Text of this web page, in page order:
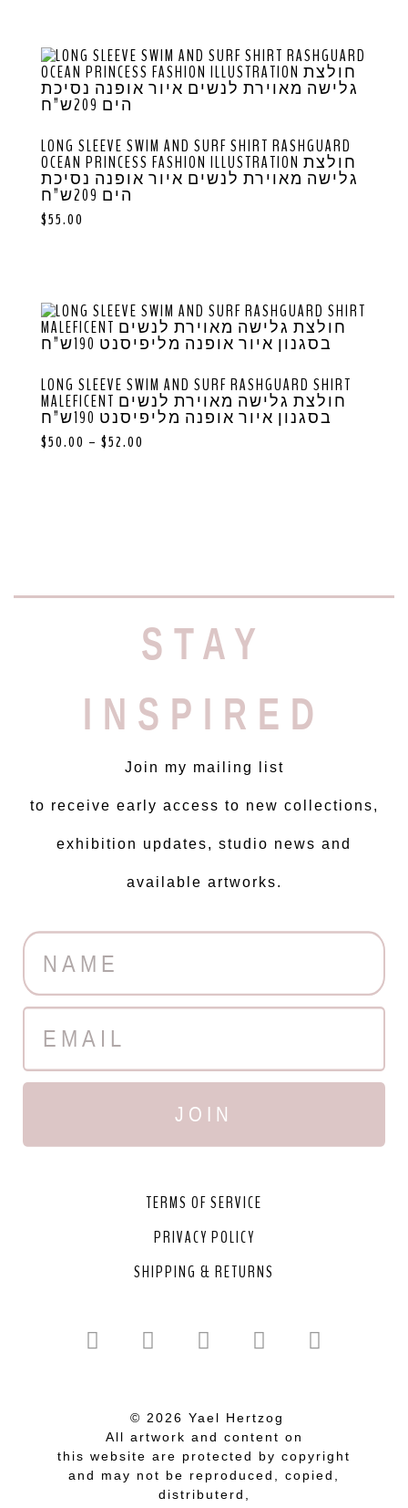
LONG SLEEVE SWIM AND SURF SHIRT RASHGUARD
OCEAN PRINCESS FASHION ILLUSTRATION חולצת
גלישה מאוירת לנשים איור אופנה נסיכת
הים 209ש”ח
$55.00
LONG SLEEVE SWIM AND SURF RASHGUARD SHIRT
MALEFICENT חולצת גלישה מאוירת לנשים
בסגנון איור אופנה מליפיסנט 190ש”ח
$50.00 – $52.00
STAY
INSPIRED
Join my mailing list
to receive early access to new collections,
exhibition updates, studio news and
available artworks.
JOIN
TERMS OF SERVICE
PRIVACY POLICY
SHIPPING & RETURNS
© 2026 Yael Hertzog
All artwork and content on
this website are protected by copyright
and may not be reproduced, copied,
distributerd,